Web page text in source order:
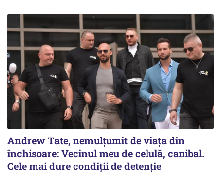
Andrew Tate, nemulțumit de viața din
închisoare: Vecinul meu de celulă, canibal.
Cele mai dure condiții de detenție